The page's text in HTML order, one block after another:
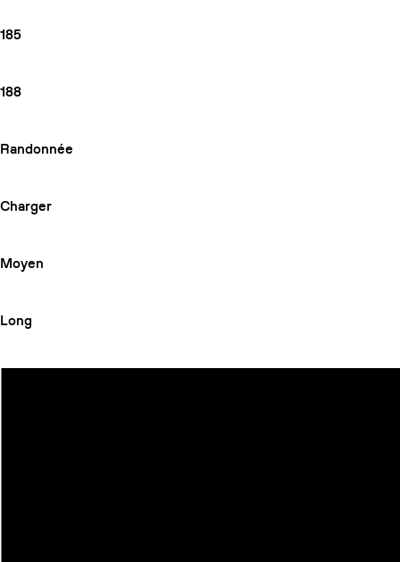
185
188
Randonnée
Charger
Moyen
Long